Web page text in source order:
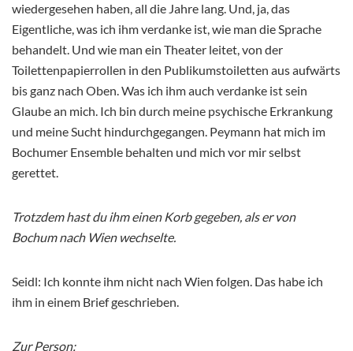
wiedergesehen haben, all die Jahre lang. Und, ja, das
Eigentliche, was ich ihm verdanke ist, wie man die Sprache
behandelt. Und wie man ein Theater leitet, von der
Toilettenpapierrollen in den Publikumstoiletten aus aufwärts
bis ganz nach Oben. Was ich ihm auch verdanke ist sein
Glaube an mich. Ich bin durch meine psychische Erkrankung
und meine Sucht hindurchgegangen. Peymann hat mich im
Bochumer Ensemble behalten und mich vor mir selbst
gerettet.
Trotzdem hast du ihm einen Korb gegeben, als er von
Bochum nach Wien wechselte.
Seidl: Ich konnte ihm nicht nach Wien folgen. Das habe ich
ihm in einem Brief geschrieben.
Zur Person: